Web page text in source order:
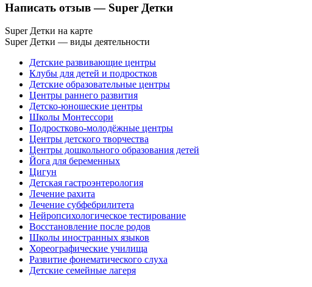
Написать отзыв— Super Детки
Super Детки на карте
Super Детки — виды деятельности
Детские развивающие центры
Клубы для детей и подростков
Детские образовательные центры
Центры раннего развития
Детско-юношеские центры
Школы Монтессори
Подростково-молодёжные центры
Центры детского творчества
Центры дошкольного образования детей
Йога для беременных
Цигун
Детская гастроэнтерология
Лечение рахита
Лечение субфебрилитета
Нейропсихологическое тестирование
Восстановление после родов
Школы иностранных языков
Хореографические училища
Развитие фонематического слуха
Детские семейные лагеря